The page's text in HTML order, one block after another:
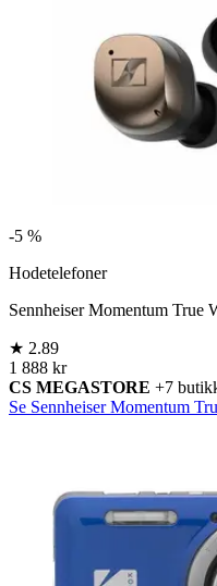
-5 %
Hodetelefoner
Sennheiser Momentum True
★ 2.89
1 888 kr
CS MEGASTORE +7
Se Sennheiser Momentum